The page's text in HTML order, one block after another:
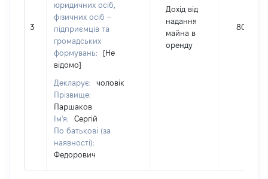
3
юридичних осіб,
фізичних осіб –
підприємців та
громадських
формувань:
[Не
відомо]
Декларує:
чоловік
Прізвище:
Паршаков
Ім'я:
Сергій
По батькові (за
наявності):
Федорович
Дохід від
надання
майна в
оренду
8093